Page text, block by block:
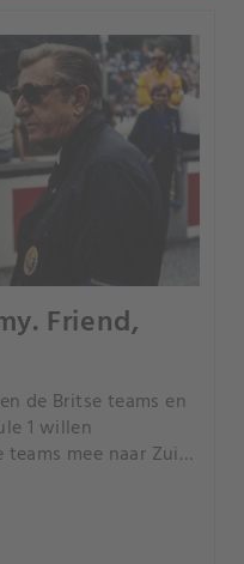
Friend,
de Britse teams en
1 willen
mee naar Zuid-